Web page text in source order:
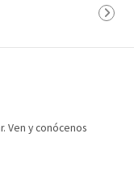
Ven y conócenos